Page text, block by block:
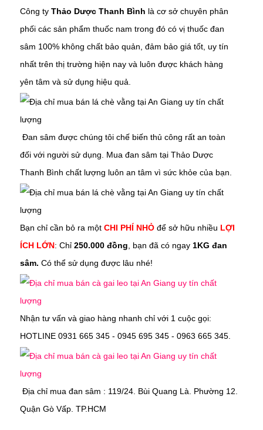
Công ty Thảo Dược Thanh Bình là cơ sở chuyên phân
phối các sản phẩm thuốc nam trong đó có vị thuốc đan
sâm 100% không chất bảo quản, đảm bảo giá tốt, uy tín
nhất trên thị trường hiện nay và luôn được khách hàng
yên tâm và sử dụng hiệu quả.
Đan sâm được chúng tôi chế biến thủ công rất an toàn
đối với người sử dụng. Mua đan sâm tại Thảo Dược
Thanh Bình chất lượng luôn an tâm vì sức khỏe của bạn.
Bạn chỉ cần bỏ ra một CHI PHÍ NHỎ để sở hữu nhiều LỢI
ÍCH LỚN: Chỉ 250.000 đồng , bạn đã có ngay 1KG đan
sâm. Có thể sử dụng được lâu nhé!
Nhận tư vấn và giao hàng nhanh chỉ với 1 cuộc gọi:
HOTLINE 0931 665 345 - 0945 695 345 - 0963 665 345.
Địa chỉ mua đan sâm : 119/24. Bùi Quang Là. Phường 12.
Quận Gò Vấp. TP.HCM